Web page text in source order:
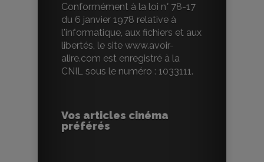
Conformément à la loi n° 78-17
du 6 janvier 1978 relative à
l'informatique, aux fichiers et aux
libertés, le site www.avoir-
alire.com est enregistré à la
CNIL sous le numéro : 1033111.
Vos articles cinéma
préférés